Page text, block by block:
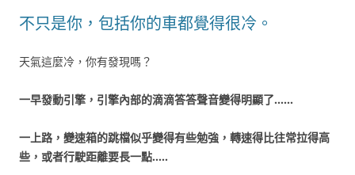
不只是你，包括你的車都覺得很冷。
天氣這麼冷，你有發現嗎？
一早發動引擎，引擎內部的滴滴答答聲音變得明顯了……
一上路，變速箱的跳檔似乎變得有些勉強，轉速得比往常拉得高
些，或者行駛距離要長一點…..